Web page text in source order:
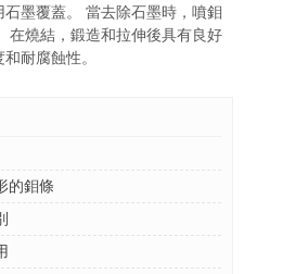
石墨覆蓋。 當去除石墨時，噴鉬
在燒結，鍛造和拉伸後具有良好
耐腐蝕性。
的鉬條